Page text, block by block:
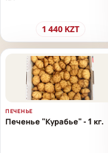
1 440 KZT
ПЕЧЕНЬЕ
Печенье "Курабье" - 1 кг.